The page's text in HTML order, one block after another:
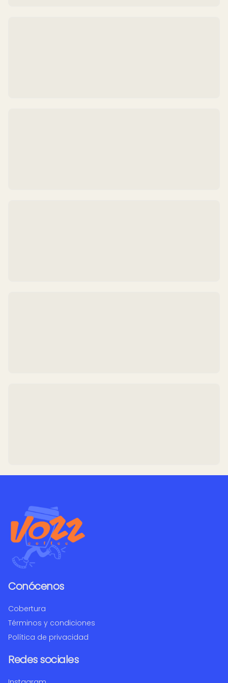
Conócenos
Cobertura
Términos y condiciones
Política de privacidad
Redes sociales